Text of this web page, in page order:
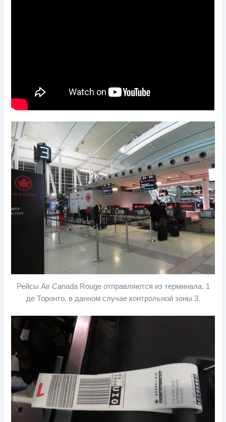
Рейсы Air Canada Rouge отправляются из терминала. 1
де Торонто, в данном случае контрольной зоны 3.